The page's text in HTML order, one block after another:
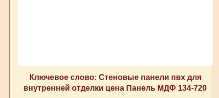
Ключевое слово: Стеновые панели пвх для
внутренней отделки цена Панель МДФ 134-720